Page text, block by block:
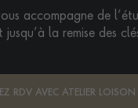
accompagne de
jusqu’à la remise des
RDV AVEC ATELIER LOISON